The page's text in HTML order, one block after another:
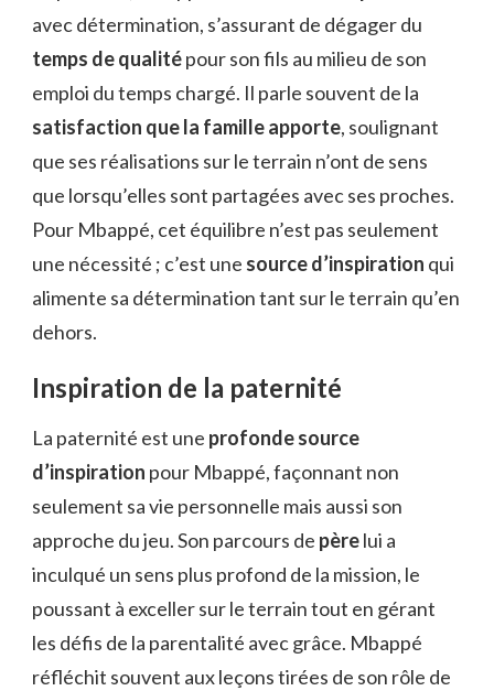
avec détermination, s’assurant de dégager du
temps de qualitépour son fils au milieu de son
emploi du temps chargé. Il parle souvent de la
satisfaction que la famille apporte, soulignant
que ses réalisations sur le terrain n’ont de sens
que lorsqu’elles sont partagées avec ses proches.
Pour Mbappé, cet équilibre n’est pas seulement
une nécessité ; c’est une source d’inspiration qui
alimente sa détermination tant sur le terrain qu’en
dehors.
Inspiration de la paternité
La paternité est une profonde source
d’inspiration pour Mbappé, façonnant non
seulement sa vie personnelle mais aussi son
approche du jeu. Son parcours de pèrelui a
inculqué un sens plus profond de la mission, le
poussant à exceller sur le terrain tout en gérant
les défis de la parentalité avec grâce. Mbappé
réfléchit souvent aux leçons tirées de son rôle de